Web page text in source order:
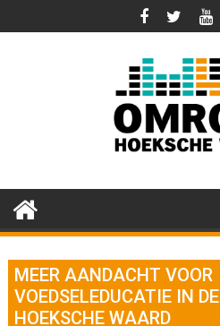
naar
MEER AANDACHT VOOR
VOEDSELEDUCATIE IN DE
HOEKSCHE WAARD